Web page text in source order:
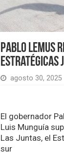
Pablo
estratégicas
agosto 30, 2025
El gobernador
Luis Munguía
Las Juntas, el
sur